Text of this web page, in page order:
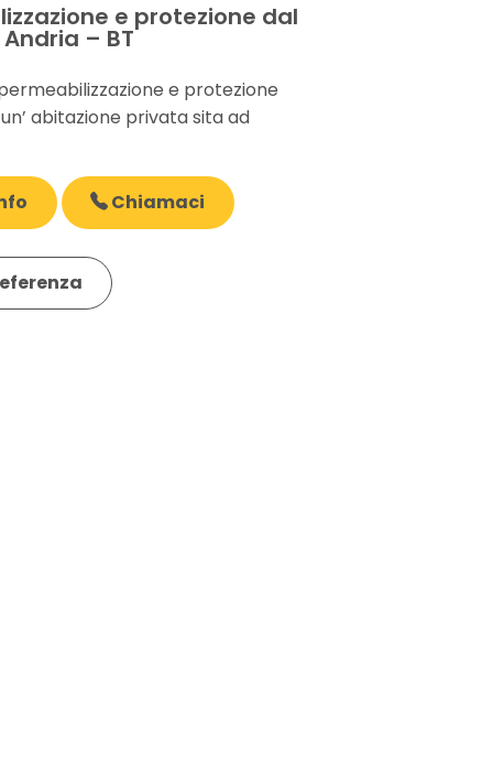
e protezione dal
– BT
e protezione
abitazione privata sita ad
Chiamaci